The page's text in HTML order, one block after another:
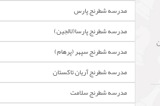
مدرسه شطرنج پارس
مدرسه شطرنج پارسا(لالجین)
مدرسه شطرنج سپهر (پرهام)
مدرسه شطرنج آریان تاکستان
مدرسه شطرنج سلامت